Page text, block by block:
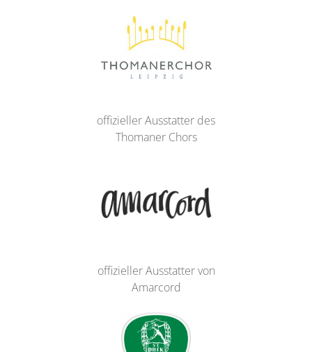
offizieller Ausstatter des
Thomaner Chors
offizieller Ausstatter von
Amarcord